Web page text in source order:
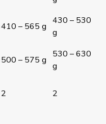
410 – 565 g
430 – 530
g
500 – 575 g
530 – 630
g
2 2